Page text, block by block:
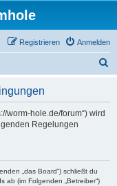
Anmelden
Registrieren
worm-hole.de/forum“) wird
Regelungen
„das Board“) schließt du
ab (im Folgenden „Betreiber“)